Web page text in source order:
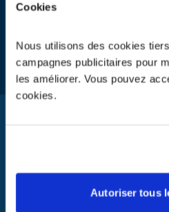
Cookies
Nous utilisons des cookies
campagnes publicitaires pour
les améliorer. Vous pouvez
cookies.
Autoriser tous
Cet appel d’offres, proposé via la
proposer des moyens industriels
réglementation liée aux Lampes.